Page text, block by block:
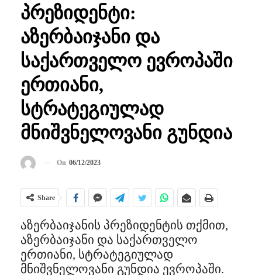
პრეზიდენტი:
აზერბაიჯანი და
საქართველო ევროპაში
ერთიანი,
სტრატეგიულად
მნიშვნელოვანი გუნდია
On 06/12/2023
Share
აზერბაიჯანის პრეზიდენტის თქმით,
აზერბაიჯანი და საქართველო
ერთიანი, სტრატეგიულად
მნიშვნელოვანი გუნდია ევროპაში.